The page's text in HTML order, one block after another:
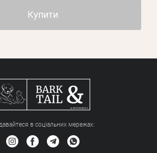
Купити
в соціальних мережах: